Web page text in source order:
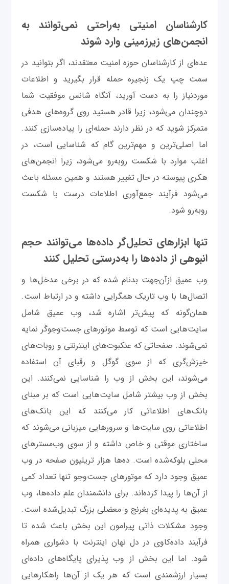
کارشناسان امنیتی به‌راحتی نمی‌توانند به
انجمن‌های زیرزمینی وارد شوند
عده‌ای از کارشناسان حوزه امنیت معتقدند، اگر بتوانید در
سمت چپ یک زنجیره حمله قرار بگیرید و اطلاعات
موردنیاز را به دست آورید، آنگاه شانس موفقیت شما
دوچندان می‌شود، زیرا قادر هستید روی گروه‌های هدفی
متمرکز شوید که در نظر دارند حمله‌ای را پیاده‌سازی کنند.
اما اصلی‌ترین و مهم‌ترین گام که شناسایی است، در
اغلب موارد با شکست روبه‌رو می‌شود، زیرا انجمن‌های
هکری پیوسته در حال تغییر هستند و همین مسئله باعث
می‌شود فرآیند جمع‌آوری اطلاعات درست با شکست
روبه‌رو شود.
تنها ابزارهای تحلیل‌گر داده‌ها می‌توانند حجم
انبوهی از داده‌ها را به‌درستی تحلیل کنند
وب عمیق ازآن‌جهت بدنام شده که در برخی مدخل‌ها و
اتصال‌ها با وب تاریک همگرایی داشته و در ارتباط است.
همان‌گونه که پیش‌تر اشاره شد، وب عمیق شامل
سایت‌هایی است که توسط موتورهای جست‌وجو‌گر نمایه
نمی‌شوند. صفحاتی که عنکبوت‌های اینترنتی و روبات‌های
خیزش‌گری که از سوی گوگل و رقبای آن استفاده
می‌شوند، این بخش از وب را شناسایی نمی‌کنند. این
بخش از وب بیشتر شامل سایت‌هایی است که بر مبنای
بانک‌های اطلاعاتی کار می‌کنند که این بانک‌های
اطلاعاتی روی سایت‌ها و سرورهایی میزبانی می‌شوند که
ساختاری موقتی و خاص داشته و از سوی وب‌مسترهای
محلی بلوکه‌شده است. ده‌ها هزار تریلیون صفحه در وب
عمیق وجود دارد که موتورهای جست‌وجو تنها تعداد کمی
از آن‌ها را پیدا کرده‌اند. برای دانشمندان علم داده‌ها، وب
عمیق به پدیده‌ای بغرنج و معضلی بزرگ تبدیل‌شده است.
وجود مشکلات ذاتی پیرامون این بخش باعث شده تا
فرآیند داده‌کاوی در دل نهان اینترنت با دشواری همراه
شود. اما این بخش از وب پذیرای پایگاه‌های داده‌ای
بسیار ارزشمندی است که هر یک از آن‌ها راهکارهایی